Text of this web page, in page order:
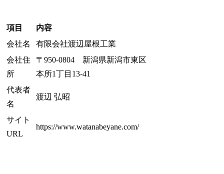
項目
内容
会社名
有限会社渡辺屋根工業
会社住
所
〒950-0804 新潟県新潟市東区
本所1丁目13-41
代表者
名
渡辺 弘昭
サイト
URL
https://www.watanabeyane.com/